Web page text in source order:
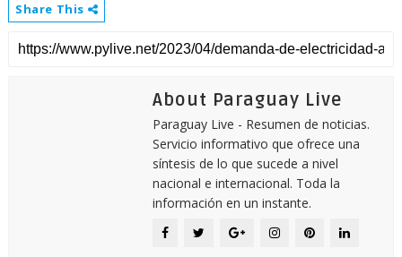
Share This
About Paraguay Live
Paraguay Live - Resumen de noticias.
Servicio informativo que ofrece una
síntesis de lo que sucede a nivel
nacional e internacional. Toda la
información en un instante.